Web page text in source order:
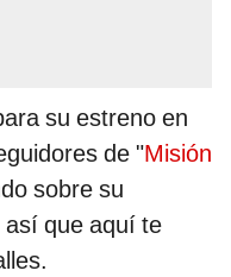
su estreno en
de "Misión
sobre su
que aquí te